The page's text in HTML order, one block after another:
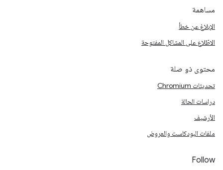
مساهمة
الإبلاغ عن خطأ
الاطّلاع على المشاكل المفتوحة
محتوى ذو صلة
تحديثات Chromium
دراسات الحالة
الأرشيف
ملفات البودكاست والعروض
Follow